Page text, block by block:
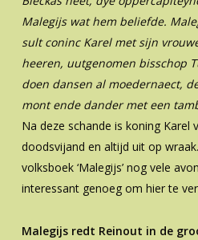
Malegijs wat hem beliefde.
sult coninc Karel met sijn
heeren, uutgenomen bisschop
doen dansen al moedernaect,
mont ende dander met een
Na deze schande is koning Karel
doodsvijand en altijd uit op
volksboek ‘Malegijs’ nog vele
interessant genoeg om hier te
Malegijs redt Reinout in de